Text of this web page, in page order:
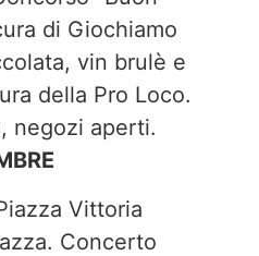
di Giochiamo
vin brulè e
della Pro Loco.
negozi aperti.
Vittoria
Concerto